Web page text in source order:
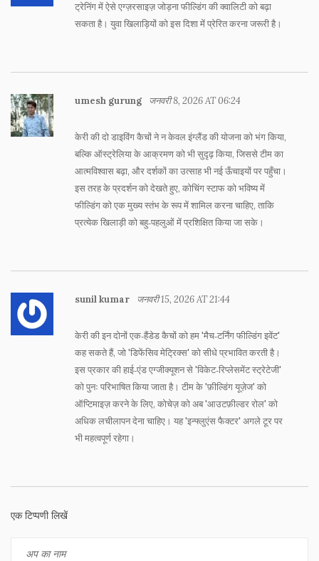
ट्रेनिंग में ऐसे एग्ज़रसाइज़ जोड़ना फील्डिंग की क्वालिटी को बढ़ा
सकता है। युवा खिलाड़ियों को इस दिशा में प्रेरित करना जरूरी है।
umesh gurung जनवरी 8, 2026 AT 06:24
केरी की दो डाइविंग कैचों ने न केवल इंग्लैंड की योजना को भंग किया,
बल्कि ऑस्ट्रेलिया के आक्रमण को भी सुदृढ़ किया, जिससे टीम का
आत्मविश्वास बढ़ा, और दर्शकों का उत्साह भी नई ऊँचाइयों पर पहुँचा।
इस तरह के प्रदर्शन को देखते हुए, कोचिंग स्टाफ को भविष्य में
फील्डिंग को एक मुख्य स्तंभ के रूप में शामिल करना चाहिए, ताकि
प्रत्येक खिलाड़ी को बहु‑पहलुओं में प्रशिक्षित किया जा सके।
sunil kumar जनवरी 15, 2026 AT 21:44
केरी की इन दोनों एक‑हैंडेड कैचों को हम 'मैच‑टर्निंग फील्डिंग इवेंट'
कह सकते हैं, जो 'डिफेंसिव मेट्रिक्स' को सीधे प्रभावित करती है।
इस प्रकार की हाई‑एंड एग्जीक्यूशन से 'विकेट‑रिप्लेसमेंट स्ट्रेटेजी'
को पुनः परिभाषित किया जाता है। टीम के 'फ़ील्डिंग यूज़ेज' को
ऑप्टिमाइज़ करने के लिए, कोचेज़ को अब 'आउटफ़ील्डर रोल' को
अधिक लचीलापन देना चाहिए। यह 'इन्फ्लुएंस फैक्टर' अगले टूर पर
भी महत्वपूर्ण रहेगा।
एक टिप्पणी लिखें